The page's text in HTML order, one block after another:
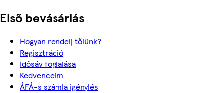
Első bevásárlás
Hogyan rendelj tőlünk?
Regisztráció
Idősáv foglalása
Kedvenceim
ÁFÁ-s számla igénylés